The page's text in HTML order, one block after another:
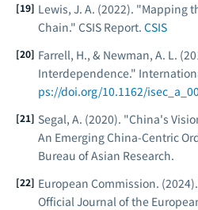
Lewis, J. A. (2022). "Mapping
Chain." CSIS Report. CSIS
Farrell, H., & Newman, A. L.
Interdependence."
ps://doi.org/10.1162/
Segal, A. (2020). "China's
An Emerging China-Centric
Bureau of Asian Research.
European Commission.
Official Journal of the